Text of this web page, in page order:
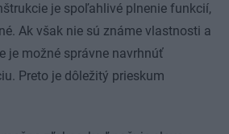
je spoľahlivé plnenie funkcií,
Ak však nie sú známe vlastnosti a
je možné správne navrhnúť
Preto je dôležitý prieskum